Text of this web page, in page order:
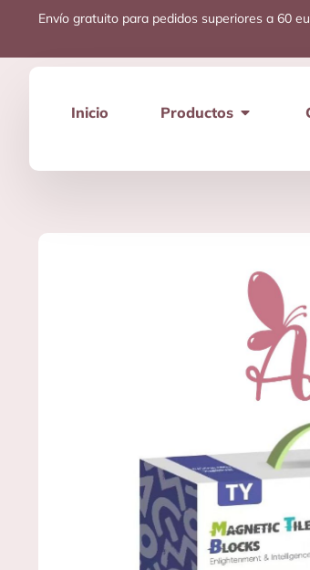
Envío gratuito para pedidos superiores a 60
Inicio Productos